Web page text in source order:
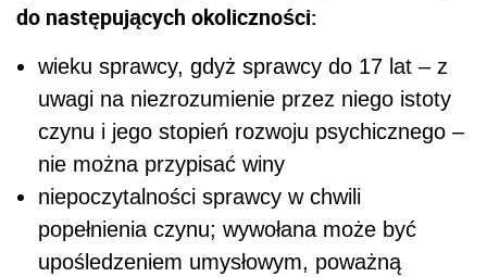
do następujących okoliczności:
wieku sprawcy, gdyż sprawcy do 17 lat – z
uwagi na niezrozumienie przez niego istoty
czynu i jego stopień rozwoju psychicznego –
nie można przypisać winy
niepoczytalności sprawcy w chwili
popełnienia czynu; wywołana może być
upośledzeniem umysłowym, poważną